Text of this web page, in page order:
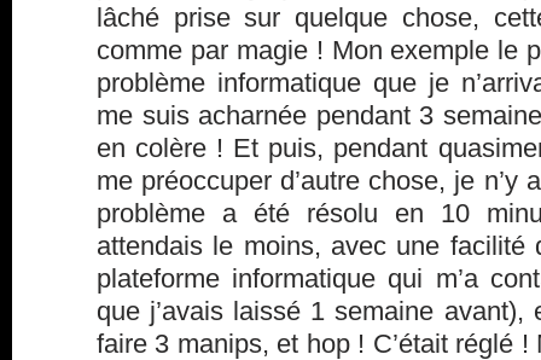
lâché prise sur quelque chose,
comme par magie ! Mon exemple le
problème informatique que je
me suis acharnée pendant 3
en colère ! Et puis, pendant
me préoccuper d’autre chose, je n’y
problème a été résolu en 10
attendais le moins, avec une facilité
plateforme informatique qui m’a
que j’avais laissé 1 semaine avant),
faire 3 manips, et hop ! C’était réglé !